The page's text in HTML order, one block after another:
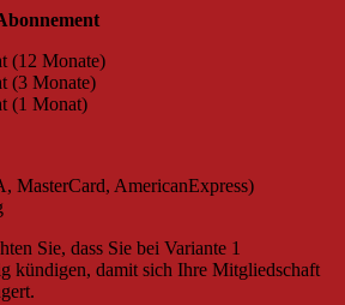
(12 Monate)
(3 Monate)
(1 Monat)
MasterCard, AmericanExpress)
Sie, dass Sie bei Variante 1
kündigen, damit sich Ihre Mitgliedschaft